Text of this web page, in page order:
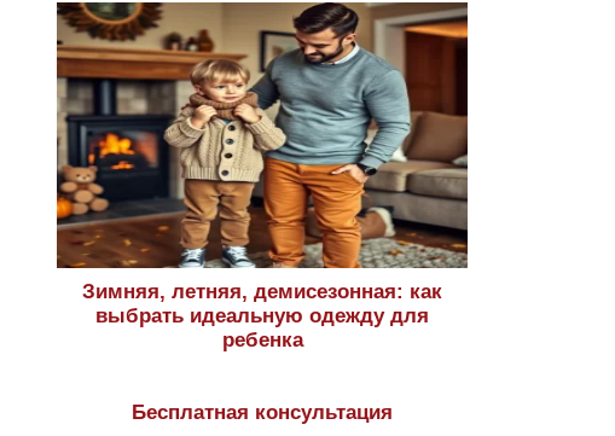
Зимняя, летняя, демисезонная: как
выбрать идеальную одежду для
ребенка
Бесплатная консультация